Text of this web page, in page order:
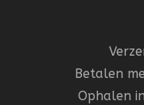
Betalen
Ophalen